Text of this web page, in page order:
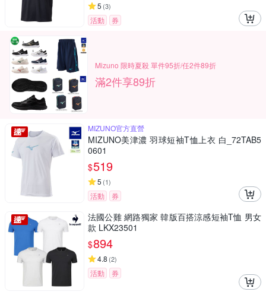
5 (3)
活動 券
Mizuno 限時夏殺 單件95折/任2件89折
滿2件享89折
MIZUNO官方直營
MIZUNO美津濃 羽球短袖T恤上衣 白_72TAB5
0601
$519
5 (1)
活動 券
法國公雞 網路獨家 韓版百搭涼感短袖T恤 男女
款 LKX23501
$894
4.8 (2)
活動 券